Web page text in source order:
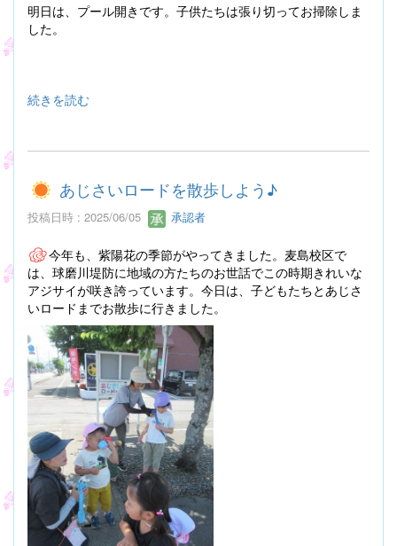
明日は、プール開きです。子供たちは張り切ってお掃除しま
した。
続きを読む
あじさいロードを散歩しよう♪
投稿日時 : 2025/06/05 承認者
今年も、紫陽花の季節がやってきました。麦島校区で
は、球磨川堤防に地域の方たちのお世話でこの時期きれいな
アジサイが咲き誇っています。今日は、子どもたちとあじさ
いロードまでお散歩に行きました。